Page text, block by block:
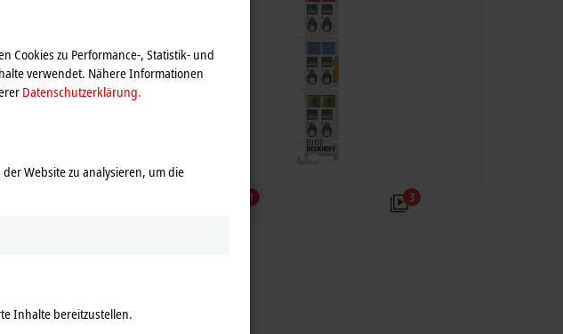
1 3
Cookies zu Performance-, Statistik- und
verwendet. Nähere Informationen
Datenschutzerklärung.
Website zu analysieren, um die
Inhalte bereitzustellen.